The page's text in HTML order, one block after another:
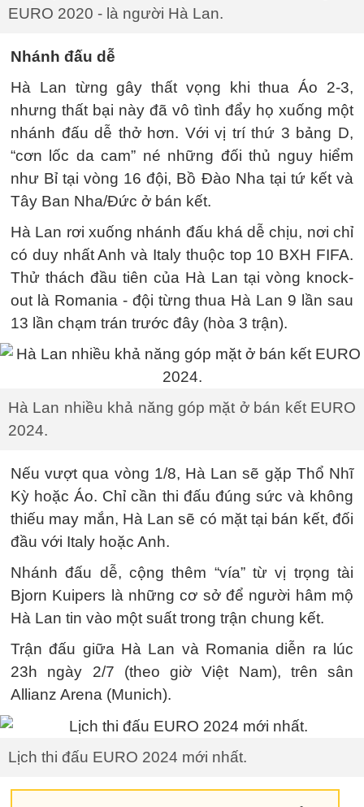
EURO 2020 - là người Hà Lan.
Nhánh đấu dễ
Hà Lan từng gây thất vọng khi thua Áo 2-3,
nhưng thất bại này đã vô tình đẩy họ xuống một
nhánh đấu dễ thở hơn. Với vị trí thứ 3 bảng D,
“cơn lốc da cam” né những đối thủ nguy hiểm
như Bỉ tại vòng 16 đội, Bồ Đào Nha tại tứ kết và
Tây Ban Nha/Đức ở bán kết.
Hà Lan rơi xuống nhánh đấu khá dễ chịu, nơi chỉ
có duy nhất Anh và Italy thuộc top 10 BXH FIFA.
Thử thách đầu tiên của Hà Lan tại vòng knock-
out là Romania - đội từng thua Hà Lan 9 lần sau
13 lần chạm trán trước đây (hòa 3 trận).
Hà Lan nhiều khả năng góp mặt ở bán kết EURO
2024.
Nếu vượt qua vòng 1/8, Hà Lan sẽ gặp Thổ Nhĩ
Kỳ hoặc Áo. Chỉ cần thi đấu đúng sức và không
thiếu may mắn, Hà Lan sẽ có mặt tại bán kết, đối
đầu với Italy hoặc Anh.
Nhánh đấu dễ, cộng thêm “vía” từ vị trọng tài
Bjorn Kuipers là những cơ sở để người hâm mộ
Hà Lan tin vào một suất trong trận chung kết.
Trận đấu giữa Hà Lan và Romania diễn ra lúc
23h ngày 2/7 (theo giờ Việt Nam), trên sân
Allianz Arena (Munich).
Lịch thi đấu EURO 2024 mới nhất.